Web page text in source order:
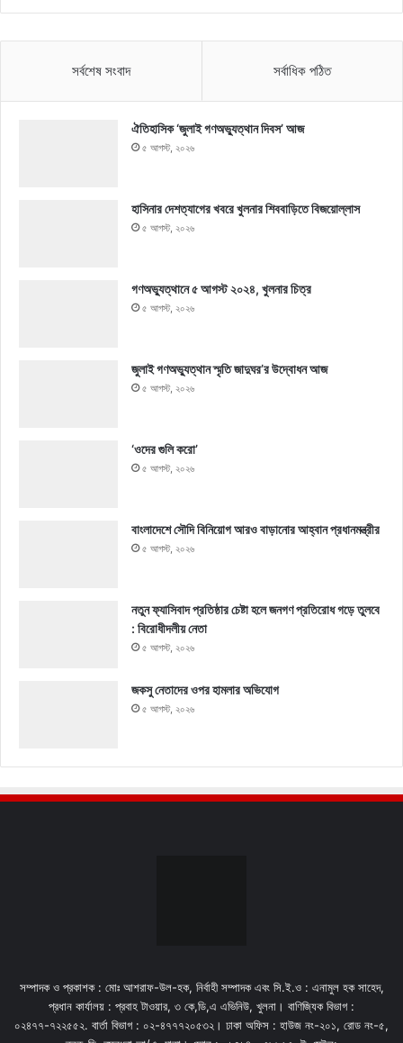
সর্বশেষ সংবাদ সর্বাধিক পঠিত
ঐতিহাসিক ‘জুলাই গণঅভ্যুত্থান দিবস’ আজ
৫ আগস্ট, ২০২৬
হাসিনার দেশত্যাগের খবরে খুলনার শিববাড়িতে বিজয়োল্লাস
৫ আগস্ট, ২০২৬
গণঅভ্যুত্থানে ৫ আগস্ট ২০২৪, খুলনার চিত্র
৫ আগস্ট, ২০২৬
জুলাই গণঅভ্যুত্থান স্মৃতি জাদুঘর’র উদ্বোধন আজ
৫ আগস্ট, ২০২৬
‘ওদের গুলি করো’
৫ আগস্ট, ২০২৬
বাংলাদেশে সৌদি বিনিয়োগ আরও বাড়ানোর আহ্বান প্রধানমন্ত্রীর
৫ আগস্ট, ২০২৬
নতুন ফ্যাসিবাদ প্রতিষ্ঠার চেষ্টা হলে জনগণ প্রতিরোধ গড়ে তুলবে
: বিরোধীদলীয় নেতা
৫ আগস্ট, ২০২৬
জকসু নেতাদের ওপর হামলার অভিযোগ
৫ আগস্ট, ২০২৬
সম্পাদক ও প্রকাশক : মোঃ আশরাফ-উল-হক, নির্বাহী সম্পাদক এবং সি.ই.ও : এনামুল হক সাহেদ,
প্রধান কার্যালয় : প্রবাহ টাওয়ার, ৩ কে,ডি,এ এভিনিউ, খুলনা। বাণিজ্যিক বিভাগ :
০২৪৭৭-৭২২৫৫২. বার্তা বিভাগ : ০২-৪৭৭৭২০৫৩২। ঢাকা অফিস : হাউজ নং-২০১, রোড নং-৫,